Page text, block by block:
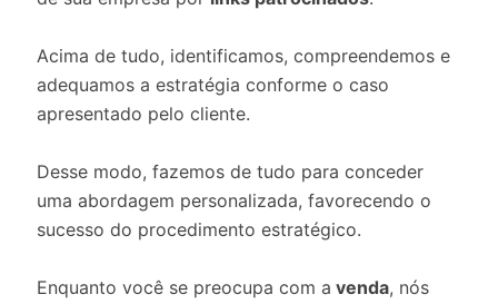
Acima de tudo, identificamos, compreendemos e
adequamos a estratégia conforme o caso
apresentado pelo cliente.
Desse modo, fazemos de tudo para conceder
uma abordagem personalizada, favorecendo o
sucesso do procedimento estratégico.
Enquanto você se preocupa com a venda, nós